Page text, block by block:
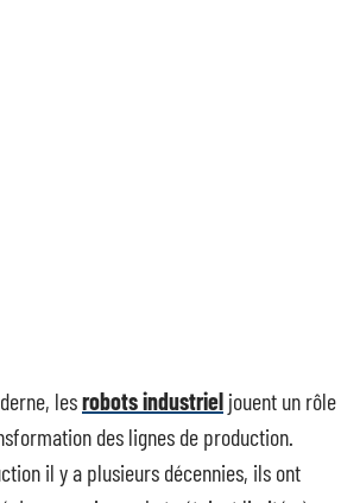
lesrobots industriel jouent un rôle
des lignes de production.
il y a plusieurs décennies, ils ont